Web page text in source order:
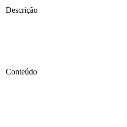
Descrição
Conteúdo